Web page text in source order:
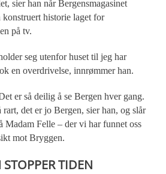
sier han når Bergensmagasinet
konstruert historie laget for
på tv.
seg utenfor huset til jeg har
en overdrivelse, innrømmer han.
er så deilig å se Bergen hver gang.
det er jo Bergen, sier han, og slår
Madam Felle – der vi har funnet oss
mot Bryggen.
TIDEN